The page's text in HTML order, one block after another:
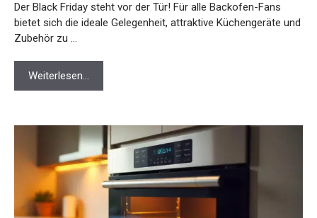
Der Black Friday steht vor der Tür! Für alle Backofen-Fans
bietet sich die ideale Gelegenheit, attraktive Küchengeräte und
Zubehör zu …
Weiterlesen…